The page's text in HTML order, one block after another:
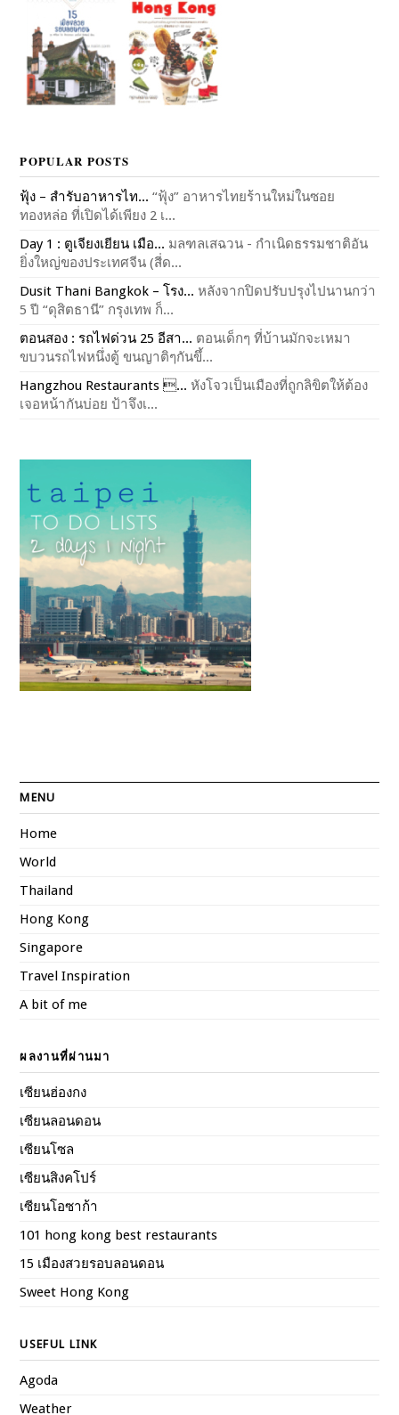
POPULAR POSTS
ฟุ้ง – สำรับอาหารไท... “ฟุ้ง” อาหารไทยร้านใหม่ในซอย
ทองหล่อ ที่เปิดได้เพียง 2 เ...
Day 1 : ตูเจียงเยียน เมือ... มลฑลเสฉวน - กำเนิดธรรมชาติอัน
ยิ่งใหญ่ของประเทศจีน (สี่ด...
Dusit Thani Bangkok – โรง... หลังจากปิดปรับปรุงไปนานกว่า
5 ปี “ดุสิตธานี” กรุงเทพ ก็...
ตอนสอง : รถไฟด่วน 25 อีสา... ตอนเด็กๆ ที่บ้านมักจะเหมา
ขบวนรถไฟหนึ่งตู้ ขนญาติๆกันขึ้...
Hangzhou Restaurants ... หังโจวเป็นเมืองที่ถูกลิขิตให้ต้อง
เจอหน้ากันบ่อย ป้าจึงเ...
MENU
Home
World
Thailand
Hong Kong
Singapore
Travel Inspiration
A bit of me
ผลงานที่ผ่านมา
เซียนฮ่องกง
เซียนลอนดอน
เซียนโซล
เซียนสิงคโปร์
เซียนโอซาก้า
101 hong kong best restaurants
15 เมืองสวยรอบลอนดอน
Sweet Hong Kong
USEFUL LINK
Agoda
Weather